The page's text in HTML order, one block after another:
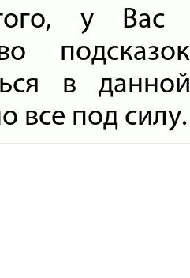
у Вас
в
все под силу.